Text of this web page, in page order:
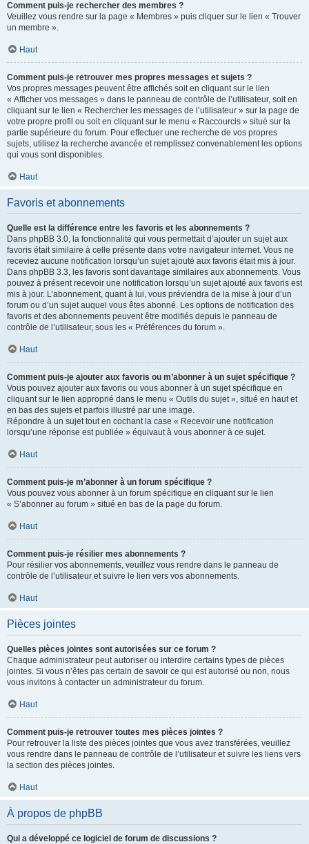
Comment puis-je rechercher des membres ?
Veuillez vous rendre sur la page « Membres » puis cliquer sur le lien « Trouver
un membre ».
Haut
Comment puis-je retrouver mes propres messages et sujets ?
Vos propres messages peuvent être affichés soit en cliquant sur le lien
« Afficher vos messages » dans le panneau de contrôle de l’utilisateur, soit en
cliquant sur le lien « Rechercher les messages de l’utilisateur » sur la page de
votre propre profil ou soit en cliquant sur le menu « Raccourcis » situé sur la
partie supérieure du forum. Pour effectuer une recherche de vos propres
sujets, utilisez la recherche avancée et remplissez convenablement les options
qui vous sont disponibles.
Haut
Favoris et abonnements
Quelle est la différence entre les favoris et les abonnements ?
Dans phpBB 3.0, la fonctionnalité qui vous permettait d’ajouter un sujet aux
favoris était similaire à celle présente dans votre navigateur internet. Vous ne
receviez aucune notification lorsqu’un sujet ajouté aux favoris était mis à jour.
Dans phpBB 3.3, les favoris sont davantage similaires aux abonnements. Vous
pouvez à présent recevoir une notification lorsqu’un sujet ajouté aux favoris est
mis à jour. L’abonnement, quant à lui, vous préviendra de la mise à jour d’un
forum ou d’un sujet auquel vous êtes abonné. Les options de notification des
favoris et des abonnements peuvent être modifiés depuis le panneau de
contrôle de l’utilisateur, sous les « Préférences du forum ».
Haut
Comment puis-je ajouter aux favoris ou m’abonner à un sujet spécifique ?
Vous pouvez ajouter aux favoris ou vous abonner à un sujet spécifique en
cliquant sur le lien approprié dans le menu « Outils du sujet », situé en haut et
en bas des sujets et parfois illustré par une image.
Répondre à un sujet tout en cochant la case « Recevoir une notification
lorsqu’une réponse est publiée » équivaut à vous abonner à ce sujet.
Haut
Comment puis-je m’abonner à un forum spécifique ?
Vous pouvez vous abonner à un forum spécifique en cliquant sur le lien
« S’abonner au forum » situé en bas de la page du forum.
Haut
Comment puis-je résilier mes abonnements ?
Pour résilier vos abonnements, veuillez vous rendre dans le panneau de
contrôle de l’utilisateur et suivre le lien vers vos abonnements.
Haut
Pièces jointes
Quelles pièces jointes sont autorisées sur ce forum ?
Chaque administrateur peut autoriser ou interdire certains types de pièces
jointes. Si vous n’êtes pas certain de savoir ce qui est autorisé ou non, nous
vous invitons à contacter un administrateur du forum.
Haut
Comment puis-je retrouver toutes mes pièces jointes ?
Pour retrouver la liste des pièces jointes que vous avez transférées, veuillez
vous rendre dans le panneau de contrôle de l’utilisateur et suivre les liens vers
la section des pièces jointes.
Haut
À propos de phpBB
Qui a développé ce logiciel de forum de discussions ?